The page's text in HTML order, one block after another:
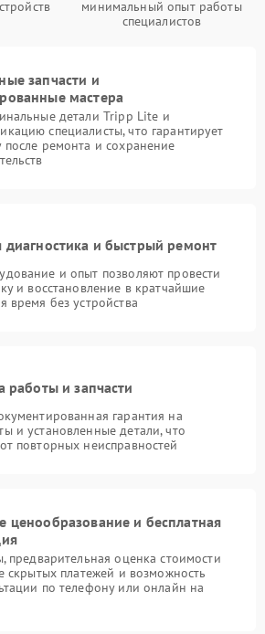
минимальный опыт работы
специалистов
запчасти и
мастера
детали Tripp Lite и
специалисты, что гарантирует
ремонта и сохранение
диагностика и быстрый ремонт
и опыт позволяют провести
и восстановление в кратчайшие
время без устройства
работы и запчасти
гарантия на
и установленные детали, что
повторных неисправностей
ценообразование и бесплатная
предварительная оценка стоимости
скрытых платежей и возможность
по телефону или онлайн на